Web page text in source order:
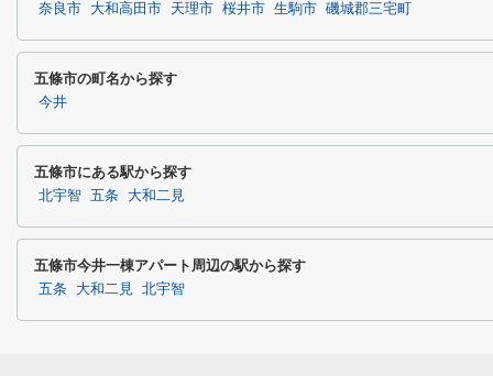
奈良市 大和高田市 天理市 桜井市 生駒市 磯城郡三宅町
五條市の町名から探す
今井
五條市にある駅から探す
北宇智 五条 大和二見
五條市今井一棟アパート周辺の駅から探す
五条 大和二見 北宇智